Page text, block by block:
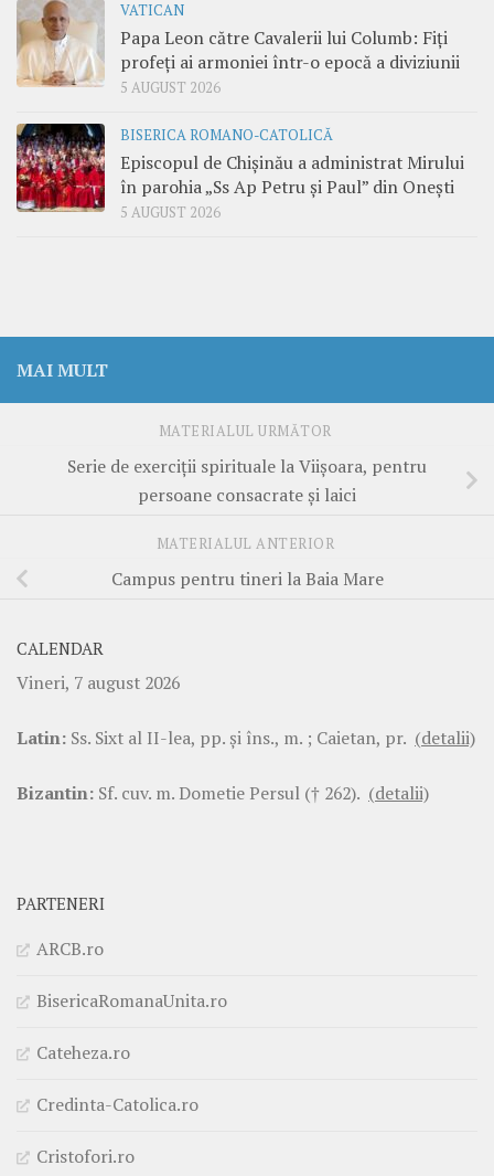
VATICAN
Papa Leon către Cavalerii lui Columb: Fiți
profeți ai armoniei într-o epocă a diviziunii
5 AUGUST 2026
BISERICA ROMANO-CATOLICĂ
Episcopul de Chișinău a administrat Mirului
în parohia „Ss Ap Petru și Paul” din Onești
5 AUGUST 2026
MAI MULT
MATERIALUL URMĂTOR
Serie de exerciții spirituale la Viișoara, pentru
persoane consacrate și laici
MATERIALUL ANTERIOR
Campus pentru tineri la Baia Mare
CALENDAR
Vineri, 7 august 2026
Latin: Ss. Sixt al II-lea, pp. şi îns., m. ; Caietan, pr. (detalii)
Bizantin: Sf. cuv. m. Dometie Persul († 262). (detalii)
PARTENERI
ARCB.ro
BisericaRomanaUnita.ro
Cateheza.ro
Credinta-Catolica.ro
Cristofori.ro